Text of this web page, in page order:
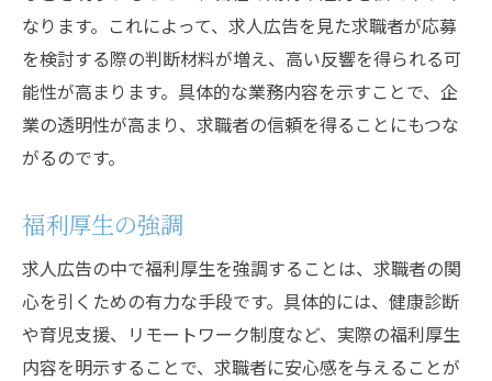
なります。これによって、求人広告を見た求職者が応募
を検討する際の判断材料が増え、高い反響を得られる可
能性が高まります。具体的な業務内容を示すことで、企
業の透明性が高まり、求職者の信頼を得ることにもつな
がるのです。
福利厚生の強調
求人広告の中で福利厚生を強調することは、求職者の関
心を引くための有力な手段です。具体的には、健康診断
や育児支援、リモートワーク制度など、実際の福利厚生
内容を明示することで、求職者に安心感を与えることが